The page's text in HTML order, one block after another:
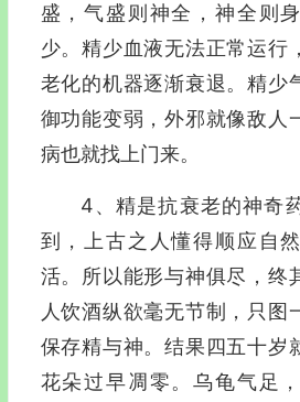
盛，气盛则神全，神全则
少。精少血液无法正常运行
老化的机器逐渐衰退。精少
御功能变弱，外邪就像敌人
病也就找上门来。
4、精是抗衰老的神奇
到，上古之人懂得顺应自
活。所以能形与神俱尽，终
人饮酒纵欲毫无节制，只图
保存精与神。结果四五十岁
花朵过早凋零。乌龟气足